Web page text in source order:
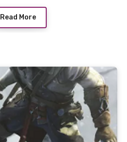
Read More